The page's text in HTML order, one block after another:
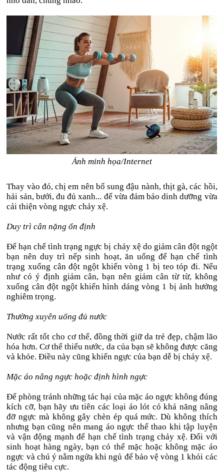
Ảnh minh họa/Internet
Thay vào đó, chị em nên bổ sung đậu nành, thịt gà, các hồi,
hải sản, bưởi, đu đủ xanh... để vừa đảm bảo dinh dưỡng vừa
cải thiện vòng ngực chảy xệ.
Duy trì cân nặng ổn định
Để hạn chế tình trạng ngực bị chảy xệ do giảm cân đột ngột
bạn nên duy trì nếp sinh hoạt, ăn uống để hạn chế tình
trạng xuống cân đột ngột khiến vòng 1 bị teo tóp đi. Nếu
như có ý định giảm cân, bạn nên giảm cân từ từ, không
xuống cân đột ngột khiến hình dáng vòng 1 bị ảnh hưởng
nghiêm trọng.
Thường xuyên uống đủ nước
Nước rất tốt cho cơ thể, đồng thời giữ da trẻ đẹp, chậm lão
hóa hơn. Cơ thể thiếu nước, da của bạn sẽ không được căng
và khỏe. Điều này cũng khiến ngực của bạn dễ bị chảy xệ.
Mặc áo nâng ngực hoặc định hình ngực
Để phòng tránh những tác hại của mặc áo ngực không đúng
kích cỡ, bạn hãy ưu tiên các loại áo lót có khả năng nâng
đỡ ngực mà không gây chèn ép quá mức. Dù không thích
nhưng bạn cũng nên mang áo ngực thể thao khi tập luyện
và vận động mạnh để hạn chế tình trạng chảy xệ. Đối với
sinh hoạt hàng ngày, bạn có thể mặc hoặc không mặc áo
ngực và chú ý nằm ngửa khi ngủ để bảo vệ vòng 1 khỏi các
tác động tiêu cực.